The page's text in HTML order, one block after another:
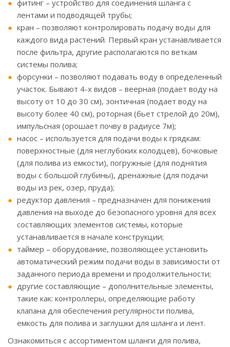
фитинг – устройство для соединения шланга с
лентами и подводящей трубы;
кран – позволяют контролировать подачу воды для
каждого вида растений. Первый кран устанавливается
после фильтра, другие располагаются по веткам
системы полива;
форсунки – позволяют подавать воду в определенный
участок. Бывают 4-х видов – веерная (подает воду на
высоту от 10 до 30 см), зонтичная (подает воду на
высоту более 40 см), роторная (бьет стрелой до 20м),
импульсная (орошает почву в радиусе 7м);
насос – используется для подачи воды к грядкам:
поверхностные (для неглубоких колодцев), бочковые
(для полива из емкости), погружные (для поднятия
воды с большой глубины), дренажные (для подачи
воды из рек, озер, пруда);
редуктор давления – предназначен для понижения
давления на выходе до безопасного уровня для всех
составляющих элементов системы, которые
устанавливается в начале конструкции;
таймер – оборудование, позволяющее установить
автоматический режим подачи воды в зависимости от
заданного периода времени и продолжительности;
другие составляющие – дополнительные элементы,
такие как: контроллеры, определяющие работу
клапана для обеспечения регулярности полива,
емкость для полива и заглушки для шланга и лент.
Ознакомиться с ассортиментом шланги для полива,